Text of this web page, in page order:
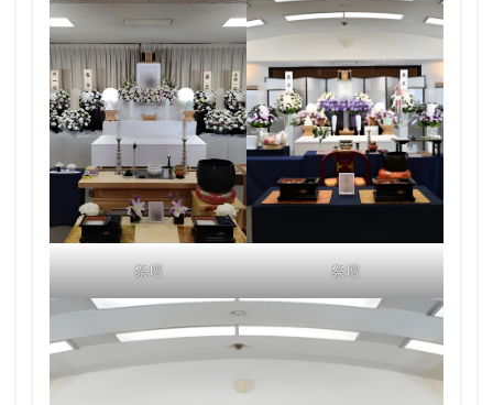
祭壇 祭壇